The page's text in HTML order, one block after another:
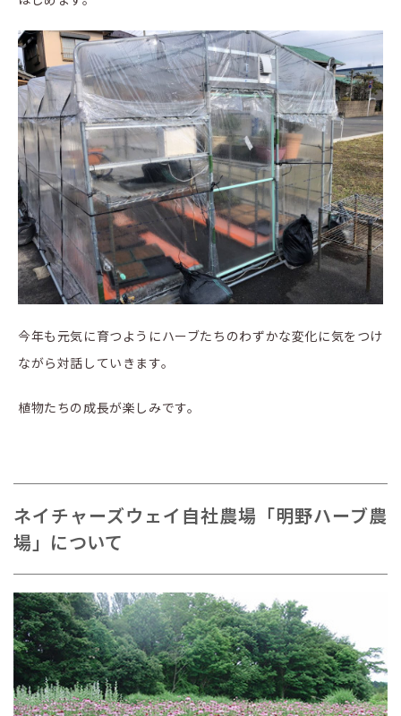
今年も元気に育つようにハーブたちのわずかな変化に気をつけ
ながら対話していきます。
植物たちの成長が楽しみです。
ネイチャーズウェイ自社農場「明野ハーブ農
場」について